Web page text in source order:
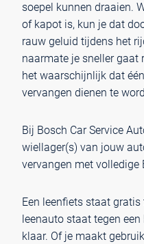
soepel kunnen draaien.
of kapot is, kun je dat
rauw geluid tijdens het
naarmate je sneller gaat
het waarschijnlijk dat
vervangen dienen te
Bij Bosch Car Service
wiellager(s) van jouw
vervangen met volledige
Een leenfiets staat
leenauto staat tegen
klaar. Of je maakt